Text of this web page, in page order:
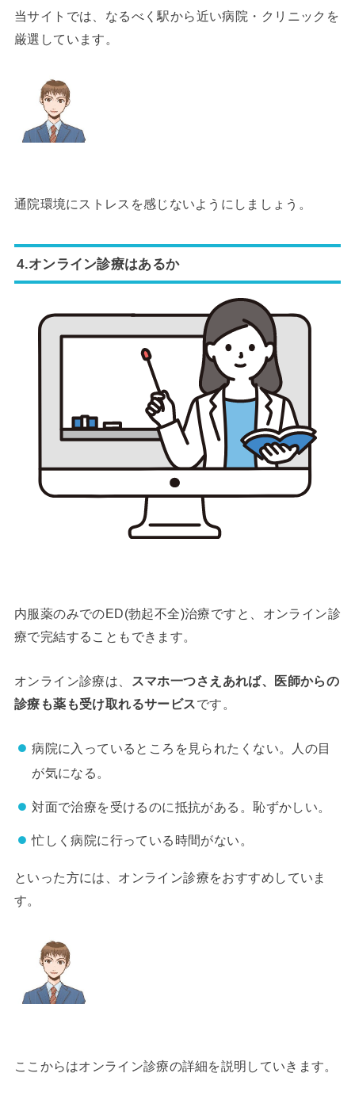
当サイトでは、なるべく駅から近い病院・クリニックを
厳選しています。
通院環境にストレスを感じないようにしましょう。
4.オンライン診療はあるか
内服薬のみでのED(勃起不全)治療ですと、オンライン診
療で完結することもできます。
オンライン診療は、
スマホ一つさえあれば、医師からの
診療も薬も受け取れるサービスです。
病院に入っているところを見られたくない。人の目
が気になる。
対面で治療を受けるのに抵抗がある。恥ずかしい。
忙しく病院に行っている時間がない。
といった方には、オンライン診療をおすすめしていま
す。
ここからはオンライン診療の詳細を説明していきます。